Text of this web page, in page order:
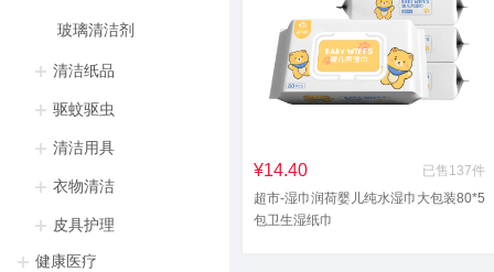
玻璃清洁剂
清洁纸品
驱蚊驱虫
清洁用具
衣物清洁
皮具护理
健康医疗
¥14.40
已售137件
超市-湿巾润荷婴儿纯水湿巾大包装80*5
包卫生湿纸巾